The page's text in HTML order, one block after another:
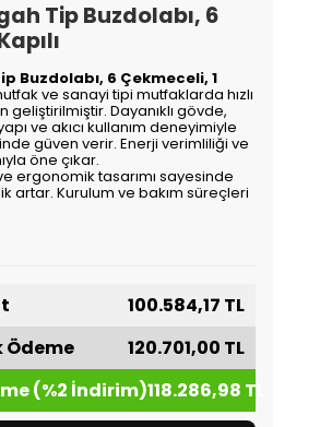
Tip Buzdolabı, 6
Buzdolabı, 6 Çekmeceli, 1
ve sanayi tipi mutfaklarda hızlı
geliştirilmiştir. Dayanıklı gövde,
ve akıcı kullanım deneyimiyle
güven verir. Enerji verimliliği ve
öne çıkar.
ergonomik tasarımı sayesinde
artar. Kurulum ve bakım süreçleri
100.584,17 TL
Ödeme
120.701,00 TL
(%2 İndirim)118.286,98 TL